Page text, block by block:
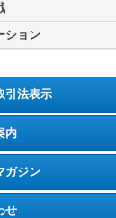
ション
引法表示
内
ガジン
せ